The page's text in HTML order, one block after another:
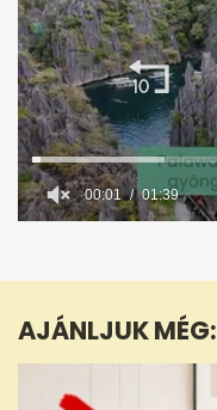
1
39
seconds
00:02 01:39
AJÁNLJUK MÉG: